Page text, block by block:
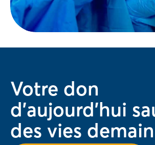
Votre don
d'aujourd'hui
des vies demain